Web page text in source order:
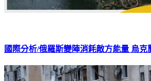
國際分析/俄羅斯變陣消耗敵方能量 烏